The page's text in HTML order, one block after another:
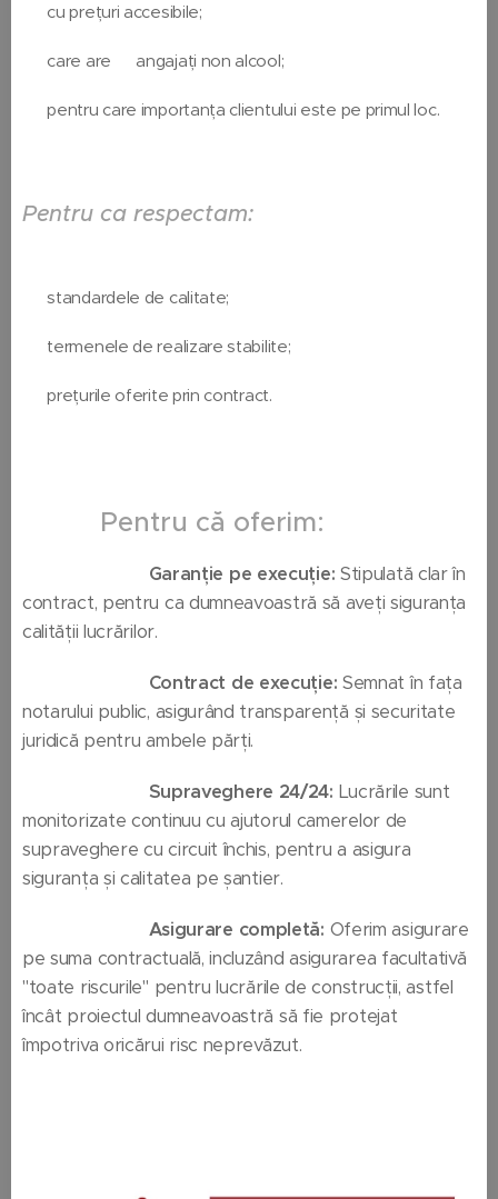
🔴 cu prețuri accesibile;
🔴 care are 👷🏼angajați non alcool;
🔴 pentru care importanța clientului este pe primul loc.
Pentru ca respectam:
⚫️ standardele de calitate;
⚫️ termenele de realizare stabilite;
⚫️ prețurile oferite prin contract.
Pentru că oferim:
Garanție pe execuție: Stipulată clar în
contract, pentru ca dumneavoastră să aveți siguranța
calității lucrărilor.
Contract de execuție: Semnat în fața
notarului public, asigurând transparență și securitate
juridică pentru ambele părți.
Supraveghere 24/24: Lucrările sunt
monitorizate continuu cu ajutorul camerelor de
supraveghere cu circuit închis, pentru a asigura
siguranța și calitatea pe șantier.
Asigurare completă: Oferim asigurare
pe suma contractuală, incluzând asigurarea facultativă
"toate riscurile" pentru lucrările de construcții, astfel
încât proiectul dumneavoastră să fie protejat
împotriva oricărui risc neprevăzut.